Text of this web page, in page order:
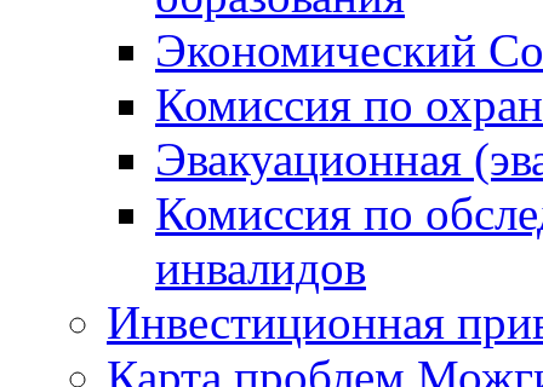
Экономический
Комиссия по
Эвакуационная
Комиссия по
инвалидов
Инвестиционная
Карта проблем